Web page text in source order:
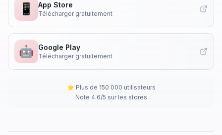
📱 App Store
Télécharger gratuitement
🤖 Google Play
Télécharger gratuitement
⭐ Plus de 150 000 utilisateurs
Note 4.6/5 sur les stores